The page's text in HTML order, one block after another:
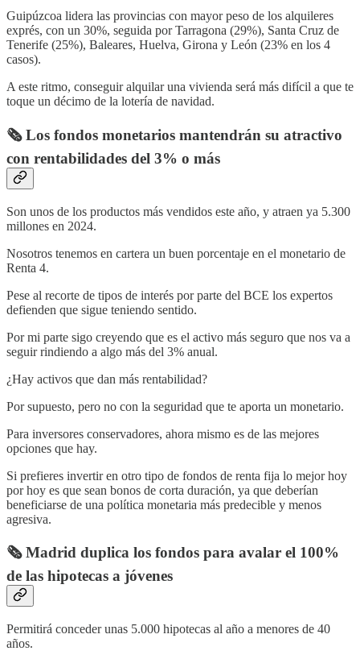
Guipúzcoa lidera las provincias con mayor peso de los alquileres
exprés, con un 30%, seguida por Tarragona (29%), Santa Cruz de
Tenerife (25%), Baleares, Huelva, Girona y León (23% en los 4
casos).
A este ritmo, conseguir alquilar una vivienda será más difícil a que te
toque un décimo de la lotería de navidad.
🗞️ Los fondos monetarios mantendrán su atractivo
con rentabilidades del 3% o más
Son unos de los productos más vendidos este año, y atraen ya 5.300
millones en 2024.
Nosotros tenemos en cartera un buen porcentaje en el monetario de
Renta 4.
Pese al recorte de tipos de interés por parte del BCE los expertos
defienden que sigue teniendo sentido.
Por mi parte sigo creyendo que es el activo más seguro que nos va a
seguir rindiendo a algo más del 3% anual.
¿Hay activos que dan más rentabilidad?
Por supuesto, pero no con la seguridad que te aporta un monetario.
Para inversores conservadores, ahora mismo es de las mejores
opciones que hay.
Si prefieres invertir en otro tipo de fondos de renta fija lo mejor hoy
por hoy es que sean bonos de corta duración, ya que deberían
beneficiarse de una política monetaria más predecible y menos
agresiva.
🗞️ Madrid duplica los fondos para avalar el 100%
de las hipotecas a jóvenes
Permitirá conceder unas 5.000 hipotecas al año a menores de 40
años.